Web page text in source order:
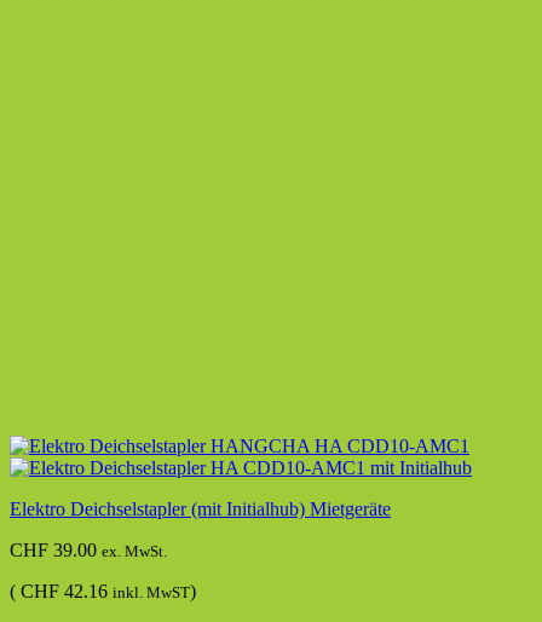
Elektro Deichselstapler (mit Initialhub) Mietgeräte
CHF 39.00 ex. MwSt.
( CHF 42.16 inkl. MwST)